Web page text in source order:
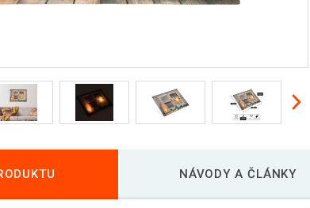
NÁVODY A ČLÁNKY